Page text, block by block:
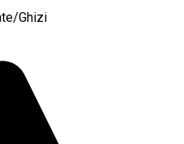
Ghizi